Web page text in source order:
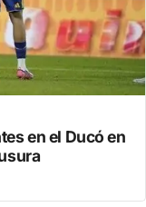
en el Ducó en